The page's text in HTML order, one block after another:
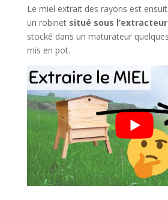
Le miel extrait des rayons est
un robinet situé sous
stocké dans un maturateur
mis en pot.